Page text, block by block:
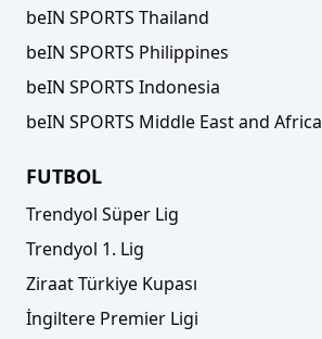
beIN SPORTS Thailand
beIN SPORTS Philippines
beIN SPORTS Indonesia
beIN SPORTS Middle East and Africa
FUTBOL
Trendyol Süper Lig
Trendyol 1. Lig
Ziraat Türkiye Kupası
İngiltere Premier Ligi